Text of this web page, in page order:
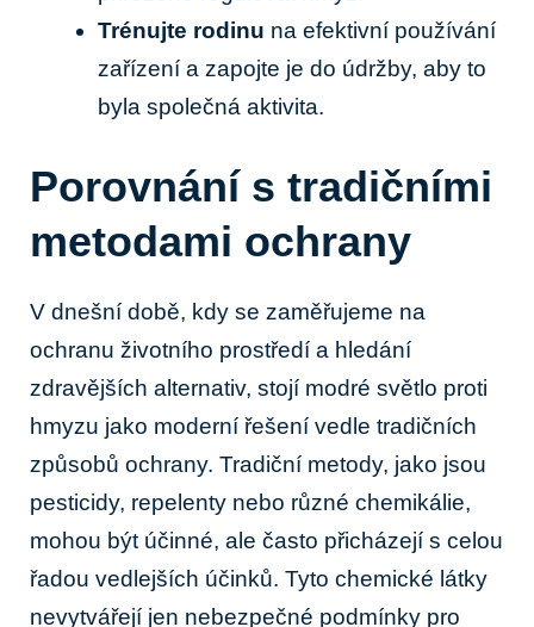
Trénujte rodinu na efektivní používání
zařízení a zapojte je do údržby, aby to
byla společná aktivita.
Porovnání s tradičními
metodami ochrany
V dnešní době, kdy se zaměřujeme na
ochranu životního prostředí a hledání
zdravějších alternativ, stojí modré světlo proti
hmyzu jako moderní řešení vedle tradičních
způsobů ochrany. Tradiční metody, jako jsou
pesticidy, repelenty nebo různé chemikálie,
mohou být účinné, ale často přicházejí s celou
řadou vedlejších účinků. Tyto chemické látky
nevytvářejí jen nebezpečné podmínky pro